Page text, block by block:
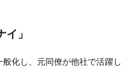
」
化し、元同僚が他社で活躍し